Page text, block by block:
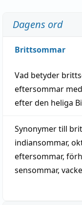
Dagens ord
Brittsommar
Vad betyder
eftersommar med
efter den heliga
Synonymer till
indiansommar,
eftersommar,
sensommar,